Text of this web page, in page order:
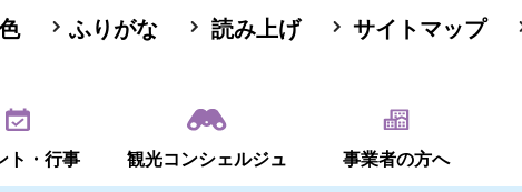
ふりがな 読み上げ サイトマップ
ト・行事 観光コンシェルジュ 事業者の方へ